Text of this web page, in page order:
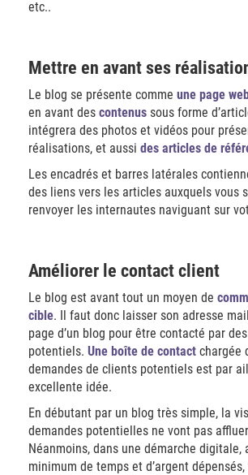
etc..
Mettre en avant ses
Le blog se présente comme une page
en avant des contenus sous forme
intégrera des photos et vidéos pour
réalisations, et aussi des articles de
Les encadrés et barres latérales
des liens vers les articles auxquels vous
renvoyer les internautes naviguant sur
Améliorer le contact client
Le blog est avant tout un moyen de
cible. Il faut donc laisser son adresse
page d’un blog pour être contacté par
potentiels. Une boîte de contact chargée
demandes de clients potentiels est par
excellente idée.
En débutant par un blog très simple, la
demandes potentielles ne vont pas
Néanmoins, dans une démarche digitale,
minimum de temps et d’argent